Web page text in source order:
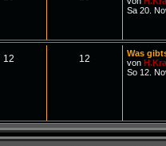
Sa 20.
12 12
Was
von
So 12.